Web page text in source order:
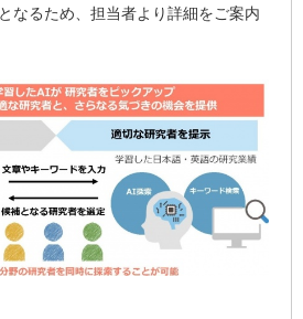
なるため、担当者より詳細をご案内